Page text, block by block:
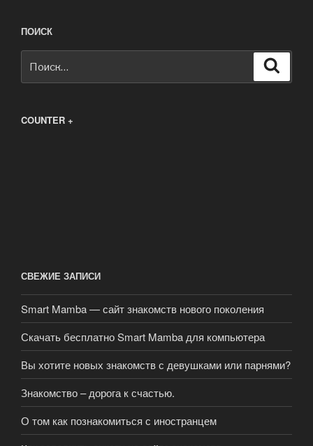
ПОИСК
COUNTER +
СВЕЖИЕ ЗАПИСИ
Smart Mamba — сайт знакомств нового поколения
Скачать бесплатно Smart Mamba для компьютера
Вы хотите новых знакомств с девушками или парнями?
Знакомство – дорога к счастью.
О том как познакомиться с иностранцем